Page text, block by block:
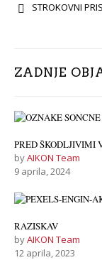
STROKOVNI
ZADNJE
PRED ŠKODLJIVIMI
byAIKON Team
9 aprila, 2024
RAZISKAV
byAIKON Team
12 aprila, 2023